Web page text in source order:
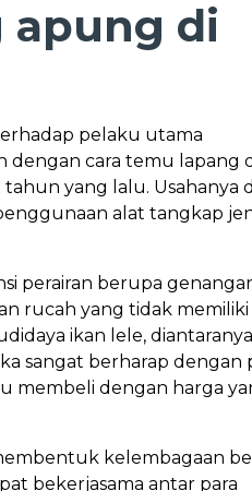
apung di
pelaku utama
dengan cara temu lapang
yang lalu. Usahanya
alat tangkap
perairan berupa
rucah yang tidak memiliki
ikan lele,
sangat berharap dengan
membeli dengan harga
kelembagaan
bekerjasama antar para